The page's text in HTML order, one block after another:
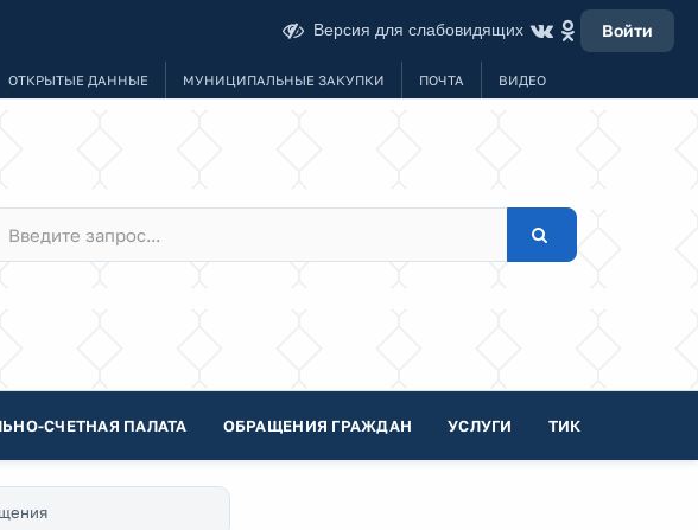
Версия для слабовидящих Войти
ОТКРЫТЫЕ ДАННЫЕ МУНИЦИПАЛЬНЫЕ ЗАКУПКИ ПОЧТА ВИДЕО
СЧЕТНАЯ ПАЛАТА ОБРАЩЕНИЯ ГРАЖДАН УСЛУГИ ТИК